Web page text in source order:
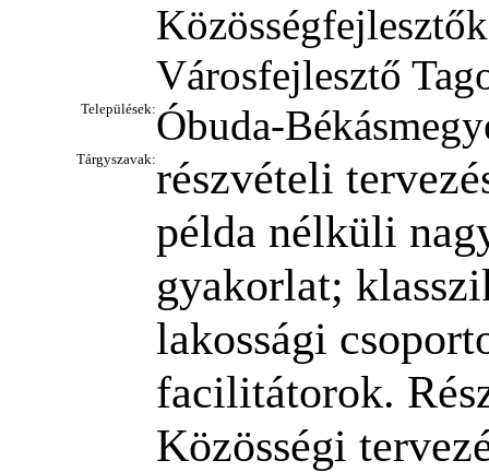
Városfejlesztő
Települések:Óbuda-
Tárgyszavak:részvételi
példa nélküli
gyakorlat;
lakossági
facilitátorok.
Közösségi